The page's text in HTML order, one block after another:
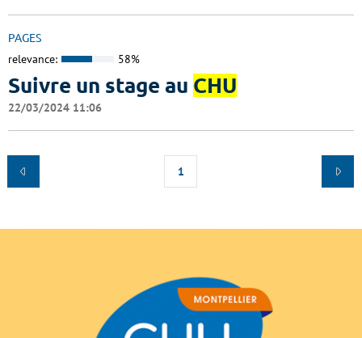
PAGES
relevance: 58%
Suivre un stage au CHU
22/03/2024 11:06
1